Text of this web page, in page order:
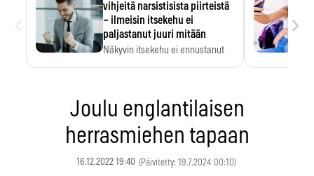
vihjeitä narsistisista piirteistä
– ilmeisin itsekehu ei
paljastanut juuri mitään
Näkyvin itsekehu ei ennustanut
›
Joulu englantilaisen
herrasmiehen tapaan
16.12.2022 19:40 (Päivitetty: 19.7.2024 00:10)